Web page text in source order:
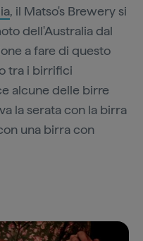
, il Matso's Brewery si
dell'Australia dal
a fare di questo
tra i birrifici
alcune delle birre
la serata con la birra
una birra con